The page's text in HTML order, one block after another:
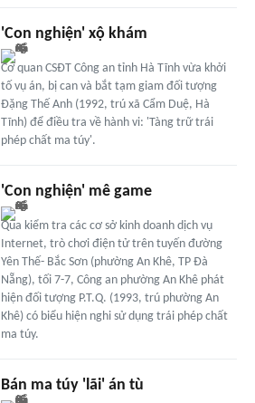
'Con nghiện' xộ khám
Cơ quan CSĐT Công an tỉnh Hà Tĩnh vừa khởi
tố vụ án, bị can và bắt tạm giam đối tượng
Đặng Thế Anh (1992, trú xã Cẩm Duệ, Hà
Tĩnh) để điều tra về hành vi: 'Tàng trữ trái
phép chất ma túy'.
'Con nghiện' mê game
Qua kiểm tra các cơ sở kinh doanh dịch vụ
Internet, trò chơi điện tử trên tuyến đường
Yên Thế- Bắc Sơn (phường An Khê, TP Đà
Nẵng), tối 7-7, Công an phường An Khê phát
hiện đối tượng P.T.Q. (1993, trú phường An
Khê) có biểu hiện nghi sử dụng trái phép chất
ma túy.
Bán ma túy 'lãi' án tù